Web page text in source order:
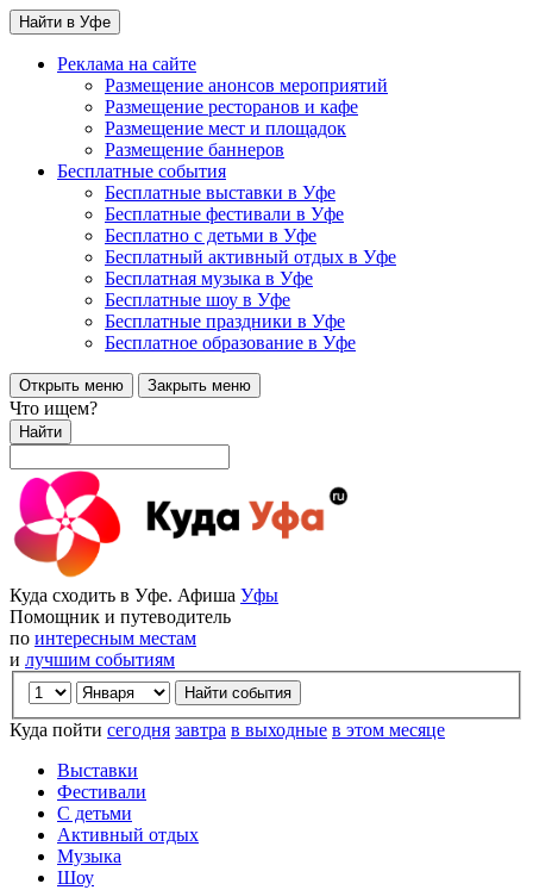
Найти в Уфе
Реклама на сайте
Размещение анонсов мероприятий
Размещение ресторанов и кафе
Размещение мест и площадок
Размещение баннеров
Бесплатные события
Бесплатные выставки в Уфе
Бесплатные фестивали в Уфе
Бесплатно с детьми в Уфе
Бесплатный активный отдых в Уфе
Бесплатная музыка в Уфе
Бесплатные шоу в Уфе
Бесплатные праздники в Уфе
Бесплатное образование в Уфе
Открыть меню Закрыть меню
Что ищем?
Найти
Куда сходить в Уфе. Афиша Уфы
Помощник и путеводитель
по интересным местам
и лучшим событиям
Куда пойти сегодня завтра в выходные в этом месяце
Выставки
Фестивали
С детьми
Активный отдых
Музыка
Шоу